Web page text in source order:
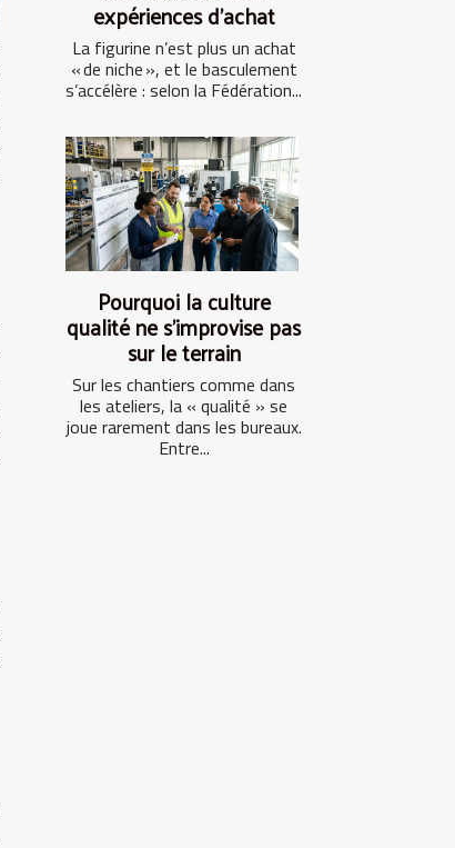
expériences d’achat
La figurine n’est plus un achat
« de niche », et le basculement
s’accélère : selon la Fédération...
Pourquoi la culture
qualité ne s’improvise pas
sur le terrain
Sur les chantiers comme dans
les ateliers, la « qualité » se
joue rarement dans les bureaux.
Entre...